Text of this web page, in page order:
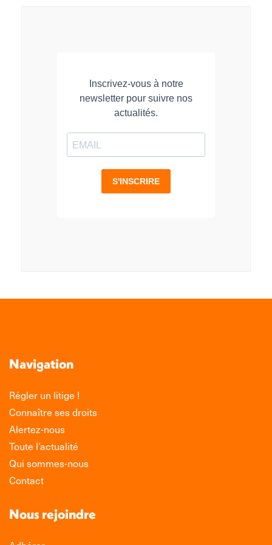
Navigation
Régler un litige !
Connaître ses droits
Alertez-nous
Toute l’actualité
Qui sommes-nous
Contact
Nous rejoindre